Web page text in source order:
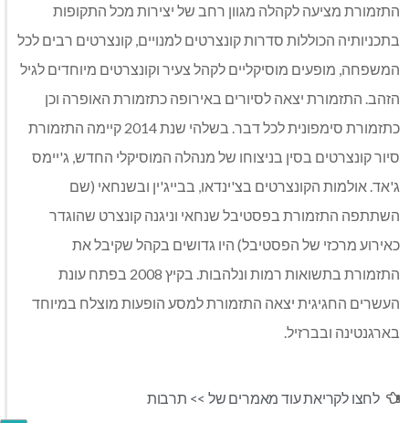
התזמורת מציעה לקהלה מגוון רחב של יצירות מכל התקופות
בתכניותיה הכוללות סדרות קונצרטים למנויים, קונצרטים רבים לכל
המשפחה, מופעים מוסיקליים לקהל צעיר וקונצרטים מיוחדים לגיל
הזהב. התזמורת יצאה לסיורים באירופה כתזמורת האופרה וכן
כתזמורת סימפונית לכל דבר. בשלהי שנת 2014 קיימה התזמורת
סיור קונצרטים בסין בניצוחו של מנהלה המוסיקלי החדש, ג'יימס
ג'אד. אולמות הקונצרטים בצ'ינדאו, בבייג'ין ובשנחאי (שם
השתתפה התזמורת בפסטיבל שנחאי וניגנה קונצרט שהוגדר
כאירוע מרכזי של הפסטיבל) היו גדושים בקהל שקיבל את
התזמורת בתשואות רמות ונלהבות. בקיץ 2008 בפתח עונת
העשרים החגיגית יצאה התזמורת למסע הופעות מוצלח במיוחד
בארגנטינה ובברזיל.
לחצו לקריאת עוד מאמרים של >> תרבות